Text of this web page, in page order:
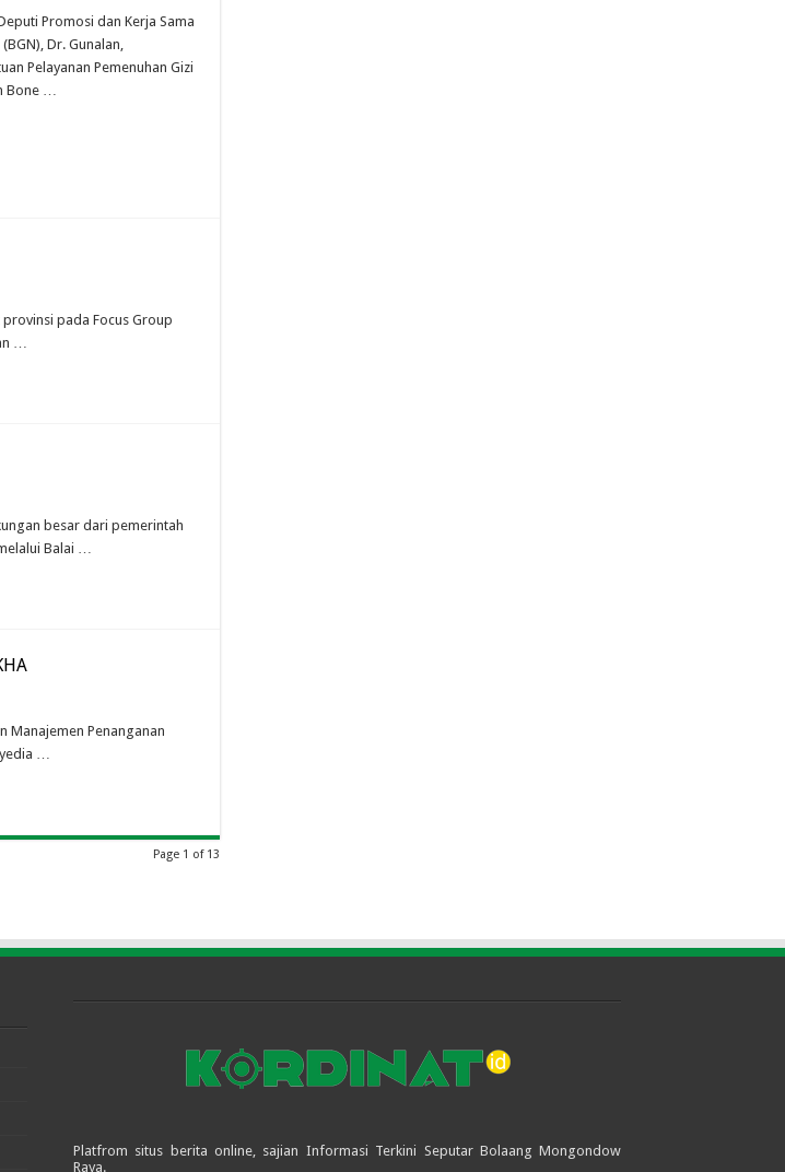
Promosi dan Kerja Sama
Dr. Gunalan,
Pelayanan Pemenuhan Gizi
Bone …
pada Focus Group
…
besar dari pemerintah
Balai …
Manajemen Penanganan
…
Page 1 of 13
Platfrom situs berita online, sajian Informasi Terkini Seputar Bolaang Mongondow
Raya.